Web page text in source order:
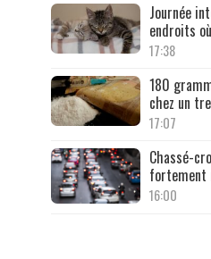
Journée
endroits
17:38
180
chez un
17:07
Chassé-
fortement
16:00